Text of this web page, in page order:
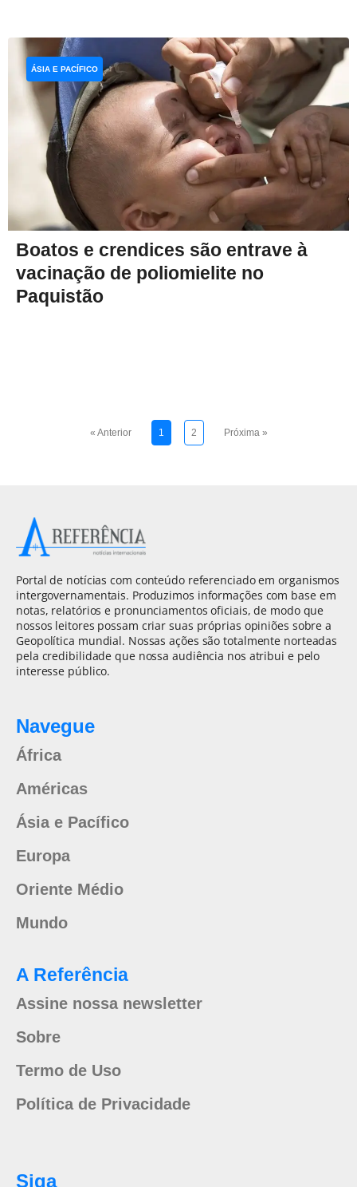
Boatos e crendices são entrave à
vacinação de poliomielite no
Paquistão
ÁSIA E PACÍFICO
« Anterior 1 2 Próxima »
Portal de notícias com conteúdo referenciado em organismos
intergovernamentais. Produzimos informações com base em
notas, relatórios e pronunciamentos oficiais, de modo que
nossos leitores possam criar suas próprias opiniões sobre a
Geopolítica mundial. Nossas ações são totalmente norteadas
pela credibilidade que nossa audiência nos atribui e pelo
interesse público.
Navegue
África
Américas
Ásia e Pacífico
Europa
Oriente Médio
Mundo
A Referência
Assine nossa newsletter
Sobre
Termo de Uso
Política de Privacidade
Siga